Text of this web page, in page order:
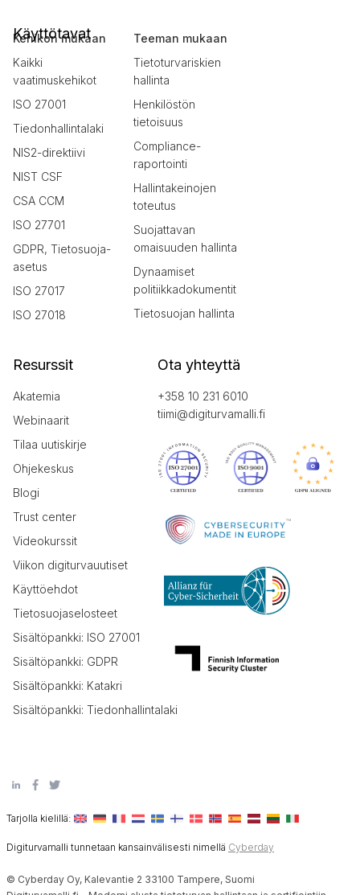
Käyttötavat
Kehikon mukaan
Kaikki
vaatimuskehikot
ISO 27001
Tiedonhallintalaki
NIS2-direktiivi
NIST CSF
CSA CCM
ISO 27701
GDPR, Tietosuoja-
asetus
ISO 27017
ISO 27018
Teeman mukaan
Tietoturvariskien
hallinta
Henkilöstön
tietoisuus
Compliance-
raportointi
Hallintakeinojen
toteutus
Suojattavan
omaisuuden hallinta
Dynaamiset
politiikkadokumentit
Tietosuojan hallinta
Resurssit
Akatemia
Webinaarit
Tilaa uutiskirje
Ohjekeskus
Blogi
Trust center
Videokurssit
Viikon digiturvauutiset
Käyttöehdot
Tietosuojaselosteet
Sisältöpankki: ISO 27001
Sisältöpankki: GDPR
Sisältöpankki: Katakri
Sisältöpankki: Tiedonhallintalaki
Ota yhteyttä
+358 10 231 6010
tiimi@digiturvamalli.fi
Tarjolla kielillä:
Digiturvamalli tunnetaan kansainvälisesti nimellä Cyberday
© Cyberday Oy, Kalevantie 2 33100 Tampere, Suomi